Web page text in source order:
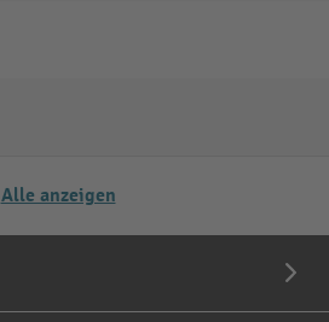
Alle anzeigen